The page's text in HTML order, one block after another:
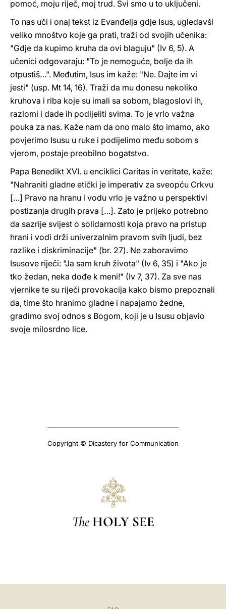
pomoć, moju riječ, moj trud. Svi smo u to uključeni.
To nas uči i onaj tekst iz Evanđelja gdje Isus, ugledavši
veliko mnoštvo koje ga prati, traži od svojih učenika:
"Gdje da kupimo kruha da ovi blaguju" (Iv 6, 5). A
učenici odgovaraju: "To je nemoguće, bolje da ih
otpustiš…". Međutim, Isus im kaže: "Ne. Dajte im vi
jesti" (usp. Mt 14, 16). Traži da mu donesu nekoliko
kruhova i riba koje su imali sa sobom, blagoslovi ih,
razlomi i dade ih podijeliti svima. To je vrlo važna
pouka za nas. Kaže nam da ono malo što imamo, ako
povjerimo Isusu u ruke i podijelimo među sobom s
vjerom, postaje preobilno bogatstvo.
Papa Benedikt XVI. u enciklici Caritas in veritate, kaže:
"Nahraniti gladne etički je imperativ za sveopću Crkvu
[…] Pravo na hranu i vodu vrlo je važno u perspektivi
postizanja drugih prava […]. Zato je prijeko potrebno
da sazrije svijest o solidarnosti koja pravo na pristup
hrani i vodi drži univerzalnim pravom svih ljudi, bez
razlike i diskriminacije" (br. 27). Ne zaboravimo
Isusove riječi: "Ja sam kruh života" (Iv 6, 35) i "Ako je
tko žedan, neka dođe k meni!" (Iv 7, 37). Za sve nas
vjernike te su riječi provokacija kako bismo prepoznali
da, time što hranimo gladne i napajamo žedne,
gradimo svoj odnos s Bogom, koji je u Isusu objavio
svoje milosrdno lice.
Copyright © Dicastery for Communication
The HOLY SEE